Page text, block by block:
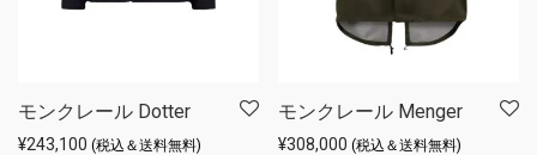
モンクレール Dotter
¥243,100 (税込＆送料無料)
モンクレール Menger
¥308,000 (税込＆送料無料)